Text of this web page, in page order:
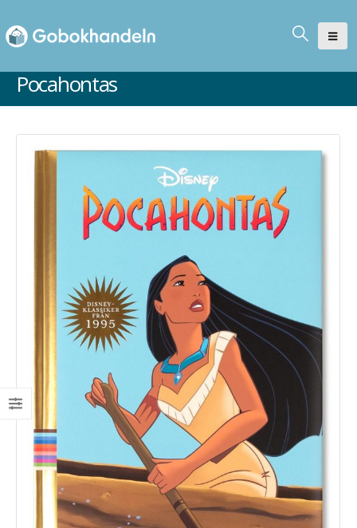
Pocahontas